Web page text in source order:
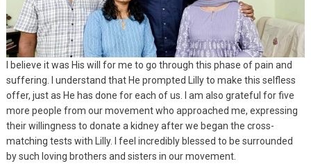
I believe it was His will for me to go through this phase of pain and
suffering. I understand that He prompted Lilly to make this selfless
offer, just as He has done for each of us. I am also grateful for five
more people from our movement who approached me, expressing
their willingness to donate a kidney after we began the cross-
matching tests with Lilly. I feel incredibly blessed to be surrounded
by such loving brothers and sisters in our movement.